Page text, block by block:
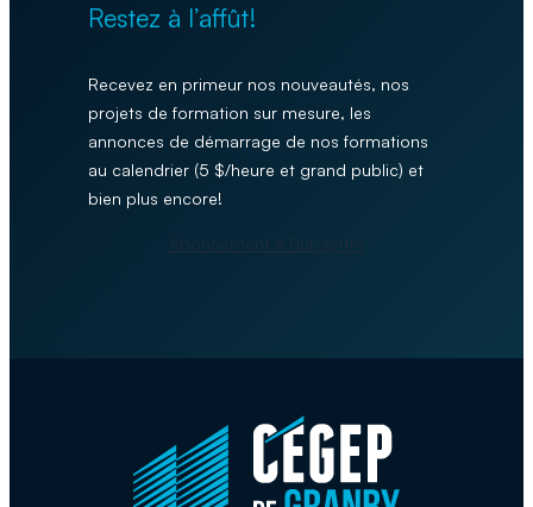
Restez à l’affût!
Recevez en primeur nos nouveautés, nos
projets de formation sur mesure, les
annonces de démarrage de nos formations
au calendrier (5 $/heure et grand public) et
bien plus encore!
Abonnement à l’infolettre